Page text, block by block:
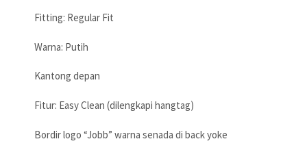
Fitting: Regular Fit
Warna: Putih
Kantong depan
Fitur: Easy Clean (dilengkapi hangtag)
Bordir logo “Jobb” warna senada di back yoke